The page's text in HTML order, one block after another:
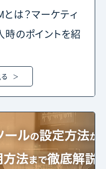
とは？マーケティ
のポイントを紹